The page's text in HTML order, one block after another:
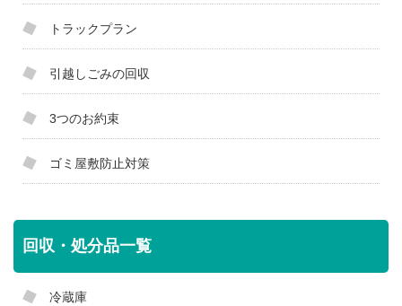
トラックプラン
引越しごみの回収
3つのお約束
ゴミ屋敷防止対策
回収・処分品一覧
冷蔵庫